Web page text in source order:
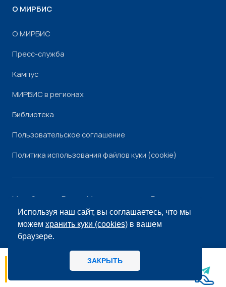
Используя наш сайт, вы соглашаетесь, что мы
можемхранить куки (cookies) в вашем
браузере.
ЗАКРЫТЬ
О МИРБИС
О МИРБИС
Пресс-служба
Кампус
МИРБИС в регионах
Библиотека
Пользовательское соглашение
Политика использования файлов куки (cookie)
Минобрнауки России Минпросвещения России
РоскомнадзорРособрнадзор
© «МИРБИС», 2026
МИРБИС - Школа бизнеса А вы как